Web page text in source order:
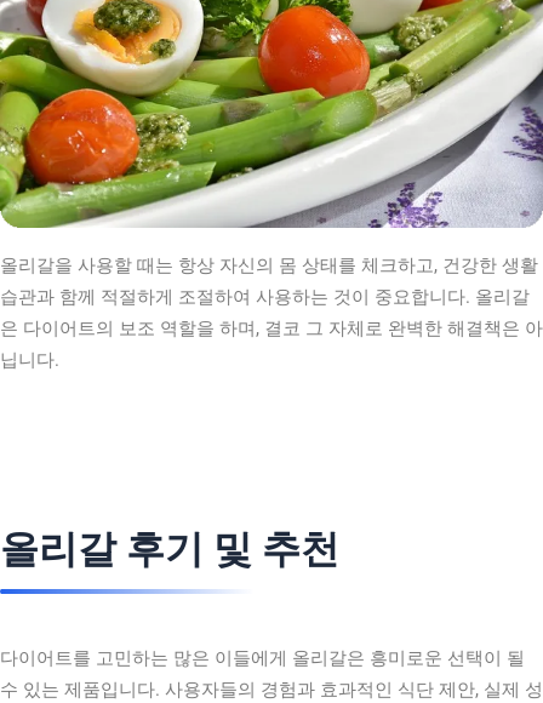
올리갈을 사용할 때는 항상 자신의 몸 상태를 체크하고, 건강한 생활
습관과 함께 적절하게 조절하여 사용하는 것이 중요합니다. 올리갈
은 다이어트의 보조 역할을 하며, 결코 그 자체로 완벽한 해결책은 아
닙니다.
올리갈 후기 및 추천
다이어트를 고민하는 많은 이들에게 올리갈은 흥미로운 선택이 될
수 있는 제품입니다. 사용자들의 경험과 효과적인 식단 제안, 실제 성